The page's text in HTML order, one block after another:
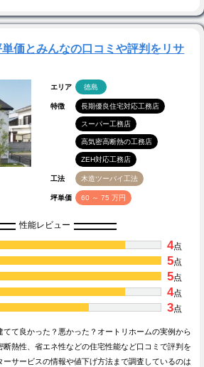
価とみんなの口コミや評判をリサ
エリア 徳島
特徴 長期優良住宅対応工務店
スーパー工務店
高気密高断熱の工務店
ZEH対応工務店
工法 木造ツーバイ工法
坪単価 60 ～ 75 万円
性能レビュー
4点
5点
5点
4点
3点
てて良かった？悪かった？オートリホームの実例から
熱性、省エネ性などの住宅性能など口コミで評判を
サービスの情報や値下げ方法まで調査しているのは